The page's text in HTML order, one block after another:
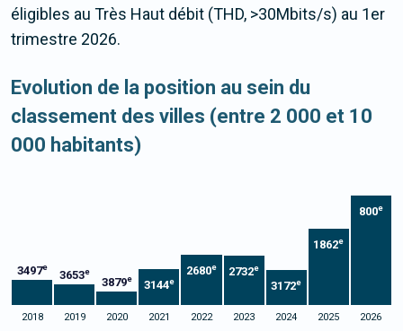
éligibles au Très Haut débit (THD, >30Mbits/s) au 1er
trimestre 2026.
Evolution de la position au sein du
classement des villes (entre 2 000 et 10
000 habitants)
3497e
3653e
3879e 3144e
2680e 2732e
3172e
1862e
800e
2018 2019 2020 2021 2022 2023 2024 2025 2026